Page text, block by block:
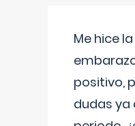
Me hice
positivo,
dudas ya